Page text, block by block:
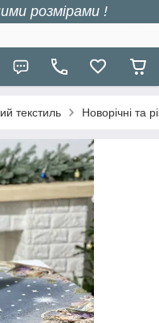
розмірами !
текстиль Новорічні та